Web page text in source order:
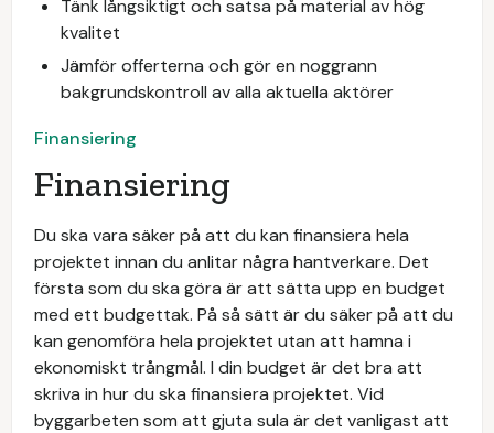
Tänk långsiktigt och satsa på material av hög
kvalitet
Jämför offerterna och gör en noggrann
bakgrundskontroll av alla aktuella aktörer
Finansiering
Finansiering
Du ska vara säker på att du kan finansiera hela
projektet innan du anlitar några hantverkare. Det
första som du ska göra är att sätta upp en budget
med ett budgettak. På så sätt är du säker på att du
kan genomföra hela projektet utan att hamna i
ekonomiskt trångmål. I din budget är det bra att
skriva in hur du ska finansiera projektet. Vid
byggarbeten som att gjuta sula är det vanligast att